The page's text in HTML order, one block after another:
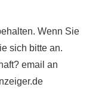
Wenn Sie
sich bitte an.
email an